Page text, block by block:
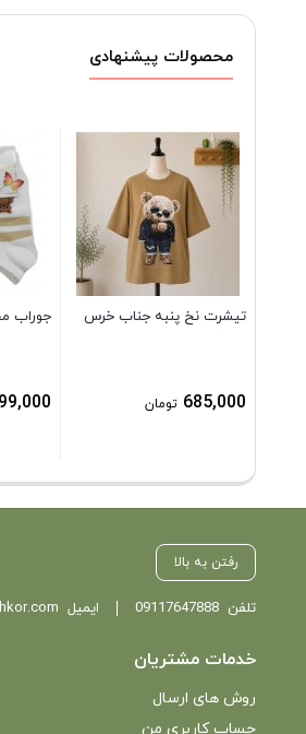
محصولات پیشنهادی
تیشرت نخ پنبه جناب خرس
685,000 تومان
جوراب
99,000
رفتن به بالا
تلفن09117647888 ایمیل
خدمات مشتریان
روش های ارسال
حساب کاربری من